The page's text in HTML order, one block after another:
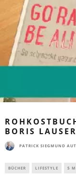
BORIS LAUSER
PATRICK SIEGMUND
BÜCHER LIFESTYLE 5